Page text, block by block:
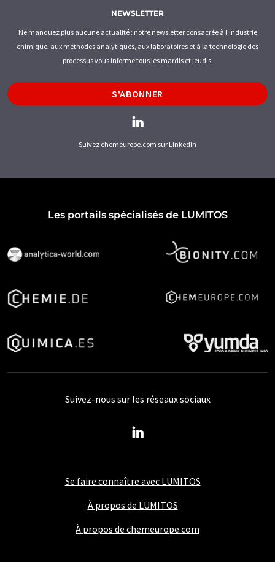
NEWSLETTER
Ne manquez plus aucune actualité : notre newsletter consacrée à l'industrie
chimique, aux méthodes analytiques, aux laboratoires et à la technologie des
processus vous informe tous les mardis et jeudis.
S'ABONNER
Suivez chemeurope.com sur LinkedIn
Les portails spécialisés de LUMITOS
Se faire connaître avec LUMITOS
À propos de LUMITOS
À propos de chemeurope.com
Suivez-nous sur les réseaux sociaux